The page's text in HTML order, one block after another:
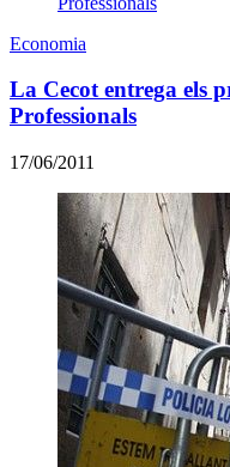
Economia
La Cecot entrega els
Professionals
17/06/2011